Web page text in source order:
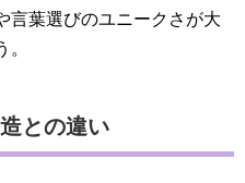
言葉選びのユニークさが大
との違い